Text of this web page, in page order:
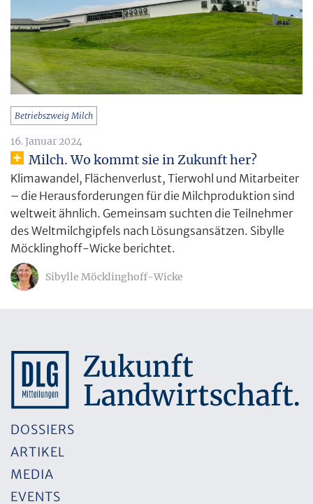
Betriebszweig Milch
16. Januar 2024
Milch. Wo kommt sie in Zukunft her?
Klimawandel, Flächenverlust, Tierwohl und Mitarbeiter
– die Herausforderungen für die Milchproduktion sind
weltweit ähnlich. Gemeinsam suchten die Teilnehmer
des Weltmilchgipfels nach Lösungsansätzen. Sibylle
Möcklinghoff-Wicke berichtet.
Sibylle Möcklinghoff-Wicke
DOSSIERS
ARTIKEL
MEDIA
EVENTS